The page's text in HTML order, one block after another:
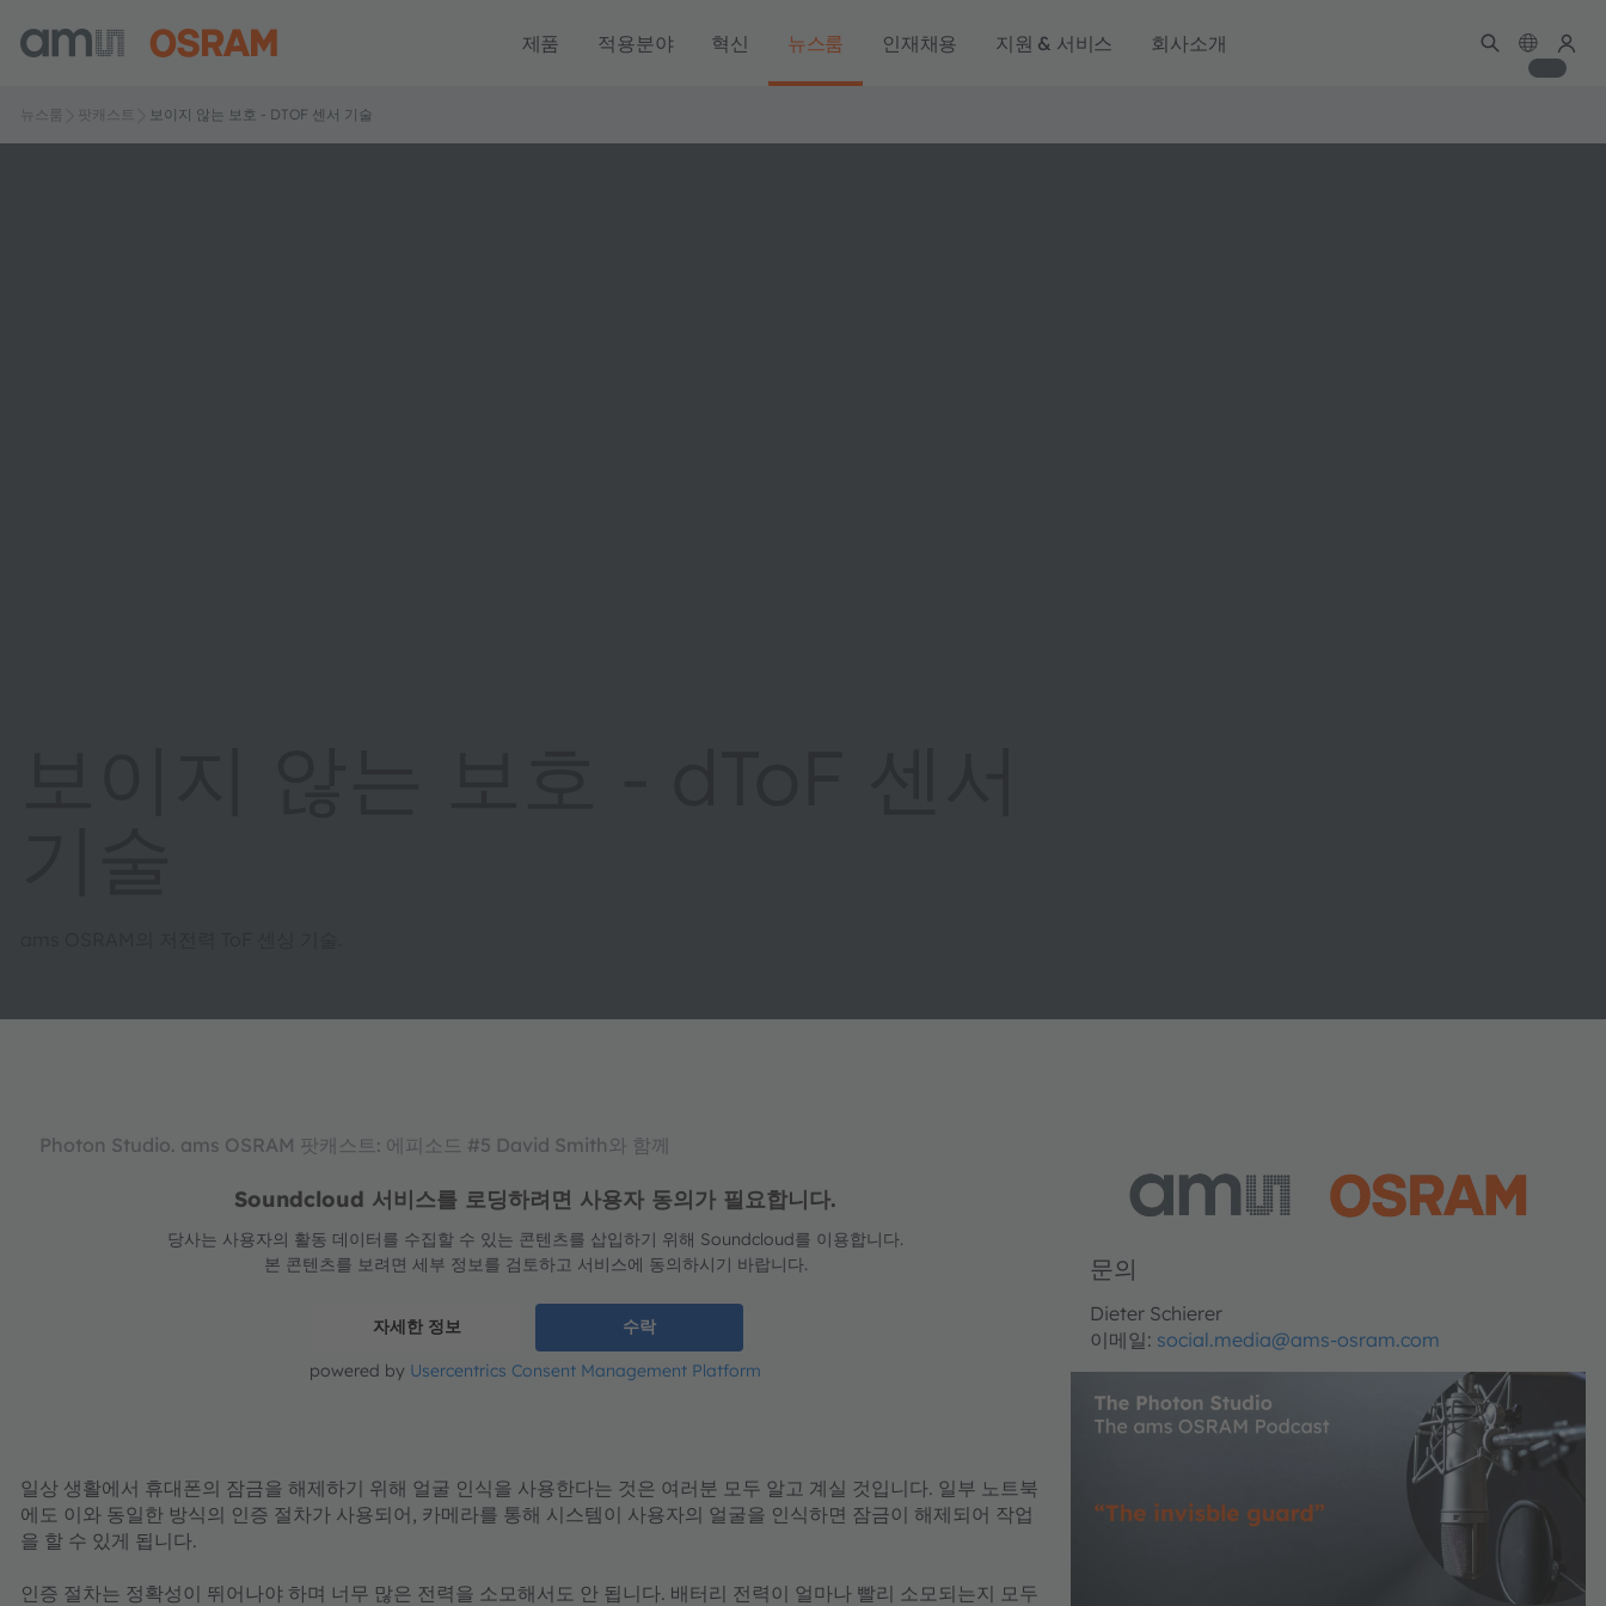
제품 적용분야 혁신 뉴스룸 인재채용 지원 & 서비스 회사소개
뉴스룸 팟캐스트 보이지 않는 보호 - DTOF 센서 기술
Photon Studio. ams OSRAM 팟캐스트: 에피소드 #5 David Smith와 함께
Soundcloud 서비스를 로딩하려면 사용자 동의가 필요합니다.
당사는 사용자의 활동 데이터를 수집할 수 있는 콘텐츠를 삽입하기 위해 Soundcloud를 이용합니다.
본 콘텐츠를 보려면 세부 정보를 검토하고 서비스에 동의하시기 바랍니다.
자세한 정보 수락
powered by Usercentrics Consent Management Platform
일상 생활에서 휴대폰의 잠금을 해제하기 위해 얼굴 인식을 사용한다는 것은 여러분 모두 알고 계실 것입니다. 일부 노트북
에도 이와 동일한 방식의 인증 절차가 사용되어, 카메라를 통해 시스템이 사용자의 얼굴을 인식하면 잠금이 해제되어 작업
을 할 수 있게 됩니다.
인증 절차는 정확성이 뛰어나야 하며 너무 많은 전력을 소모해서도 안 됩니다. 배터리 전력이 얼마나 빨리 소모되는지 모두
문의
Dieter Schierer
이메일: social.media@ams-osram.com